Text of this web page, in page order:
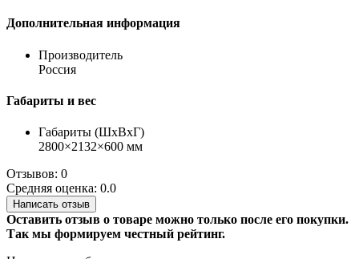
Дополнительная информация
Производитель
Россия
Габариты и вес
Габариты (ШхВхГ)
2800×2132×600 мм
Отзывов: 0
Средняя оценка: 0.0
Написать отзыв
Оставить отзыв о товаре можно только после его покупки.
Так мы формируем честный рейтинг.